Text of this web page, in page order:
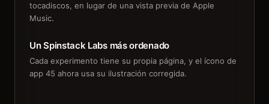
tocadiscos, en lugar de una vista previa de Apple
Music.
Un Spinstack Labs más ordenado
Cada experimento tiene su propia página, y el ícono de
app 45 ahora usa su ilustración corregida.